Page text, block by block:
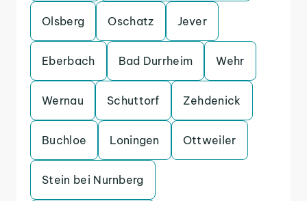
Olsberg Oschatz Jever
Eberbach Bad Durrheim Wehr
Wernau Schuttorf Zehdenick
Buchloe Loningen Ottweiler
Stein bei Nurnberg